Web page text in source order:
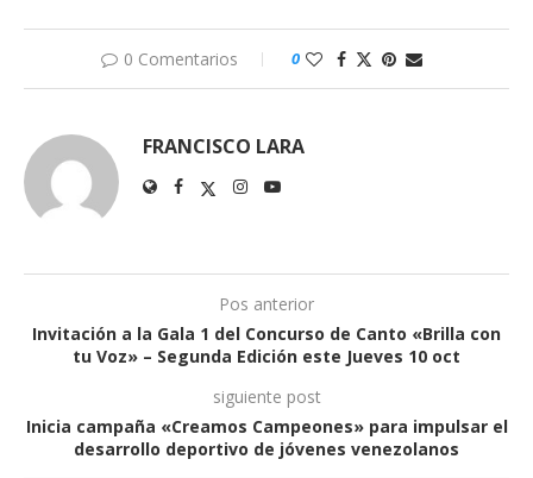
0 Comentarios 0
FRANCISCO LARA
Pos anterior
Invitación a la Gala 1 del Concurso de Canto «Brilla con
tu Voz» – Segunda Edición este Jueves 10 oct
siguiente post
Inicia campaña «Creamos Campeones» para impulsar el
desarrollo deportivo de jóvenes venezolanos